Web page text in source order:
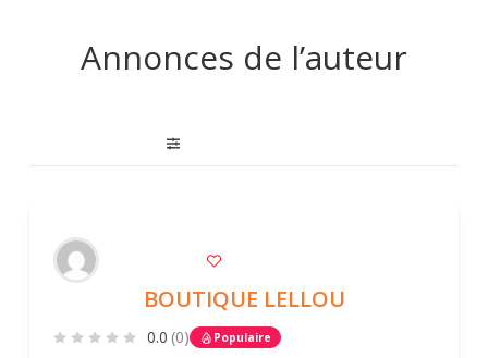
Annonces de l’auteur
BOUTIQUE LELLOU
0.0 (0) Populaire